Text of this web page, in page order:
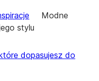
Modne
stylu
dopasujesz do